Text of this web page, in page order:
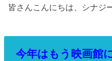
皆さんこんにちは、シナジ
今年はもう映画館